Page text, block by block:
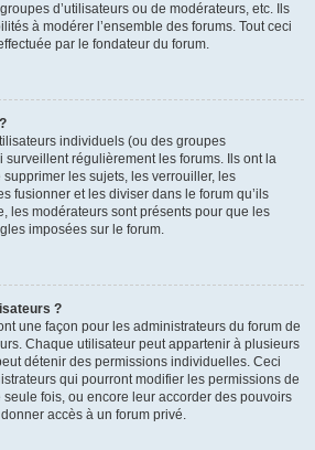
d’utilisateurs ou de modérateurs, etc. Ils
à modérer l’ensemble des forums. Tout ceci
par le fondateur du forum.
individuels (ou des groupes
surveillent régulièrement les forums. Ils ont la
les sujets, les verrouiller, les
fusionner et les diviser dans le forum qu’ils
les modérateurs sont présents pour que les
imposées sur le forum.
?
une façon pour les administrateurs du forum de
Chaque utilisateur peut appartenir à plusieurs
détenir des permissions individuelles. Ceci
qui pourront modifier les permissions de
fois, ou encore leur accorder des pouvoirs
accès à un forum privé.